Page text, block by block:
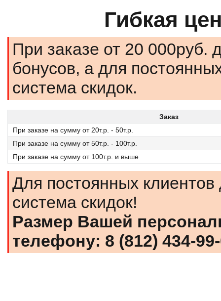
Гибкая
При заказе от 20 000руб.
бонусов, а для
система скидок.
Заказ
При заказе на сумму от 20т.р. - 50т.р.
При заказе на сумму от 50т.р. - 100т.р.
При заказе на сумму от 100т.р. и выше
Для постоянных клиентов
система скидок!
Размер Вашей
телефону: 8 (812) 434-